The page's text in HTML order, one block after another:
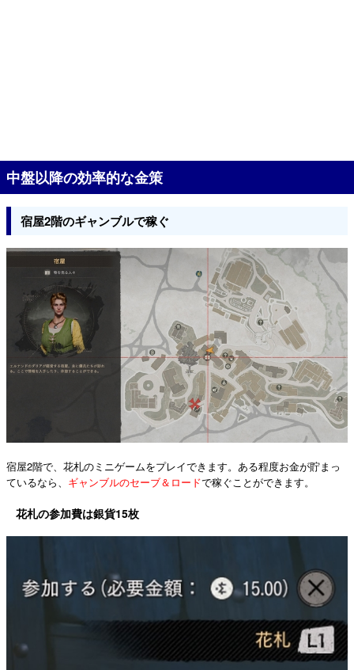
中盤以降の効率的な金策
宿屋2階のギャンブルで稼ぐ
宿屋2階で、花札のミニゲームをプレイできます。ある程度お金が貯まっ
ているなら、 ギャンブルのセーブ＆ロードで稼ぐことができます。
花札の参加費は銀貨15枚